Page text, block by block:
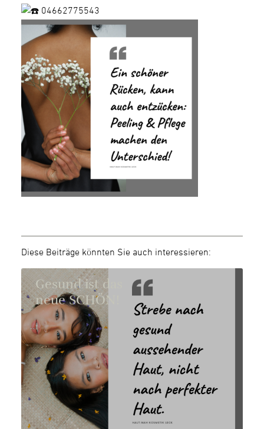
04662775543
Diese Beiträge könnten Sie auch interessieren:
Gesund ist das
neue SCHÖN!